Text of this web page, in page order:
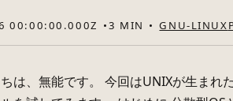
00:00:00.000Z 3 MIN GNU-LINUX
は、無能です。 今回はUNIXが生ま